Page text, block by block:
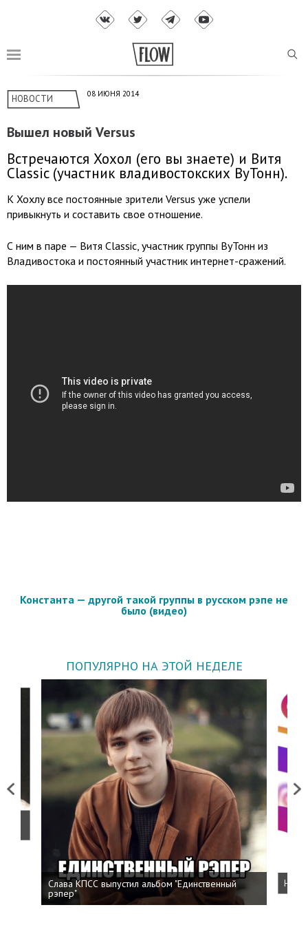
НОВОСТИ 08 ИЮНЯ 2014
Вышел новый Versus
Встречаются Хохол (его вы знаете) и Витя
Classic (участник владивостокских ВуТонн).
К Хохлу все постоянные зрители Versus уже успели
привыкнуть и составить свое отношение.
С ним в паре — Витя Classic, участник группы ВуТонн из
Владивостока и постоянный участник интернет-сражений.
Константа — другой такой группы в русском рэпе не
было (видео)
ПОПУЛЯРНО НА ЭТОЙ НЕДЕЛЕ
Previous
Слава КПСС выпустил альбом "Единственный
рэпер"
Next